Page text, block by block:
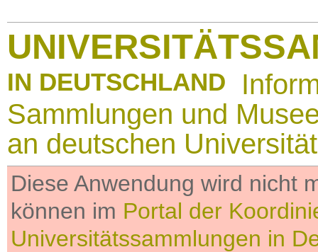
IN DEUTSCHLAND
Sammlungen und
an deutschen
Diese Anwendung wird nicht
können im Portal der
Universitätssammlungen in